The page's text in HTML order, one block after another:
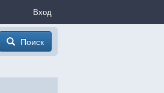
Вход
Поиск